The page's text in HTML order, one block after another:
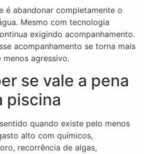
é abandonar completamente o
Mesmo com tecnologia
exigindo acompanhamento.
acompanhamento se torna mais
agressivo.
se vale a pena
piscina
quando existe pelo menos
alto com químicos,
recorrência de algas,